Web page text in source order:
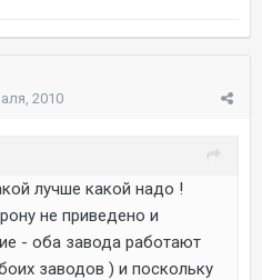
2010
лучше какой надо !
не приведено и
- оба завода работают
заводов ) и поскольку